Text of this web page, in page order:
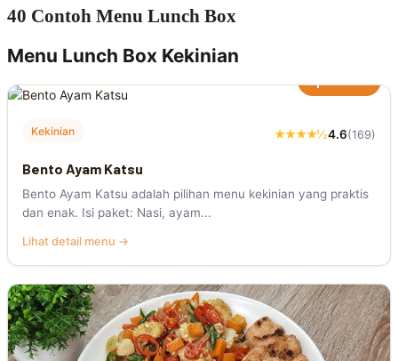
40 Contoh Menu Lunch Box
Menu Lunch Box Kekinian
Kekinian ★★★★½4.6(169)
Bento Ayam Katsu
Bento Ayam Katsu adalah pilihan menu kekinian yang praktis
dan enak. Isi paket: Nasi, ayam...
Lihat detail menu →